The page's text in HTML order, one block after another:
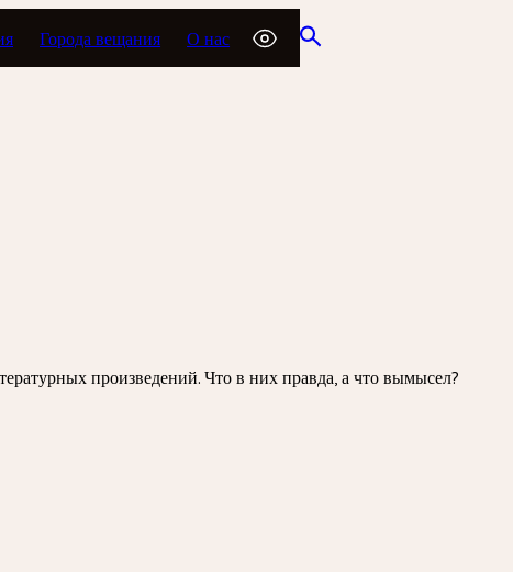
Города вещания О нас
произведений. Что в них правда, а что вымысел?